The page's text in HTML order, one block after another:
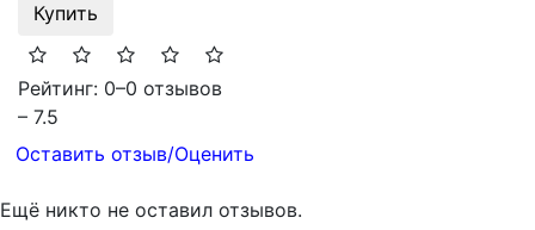
Купить
Рейтинг: 0–0 отзывов
– 7.5
Оставить отзыв/Оценить
Ещё никто не оставил отзывов.